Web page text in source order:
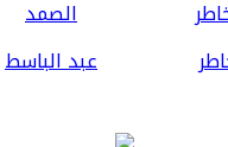
عبد الباسط